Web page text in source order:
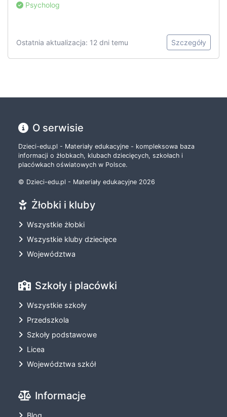
Psycholog
Ostatnia aktualizacja: 12 dni temu Szczegóły
O serwisie
Dzieci-edu.pl - Materiały edukacyjne - kompleksowa baza
informacji o żłobkach, klubach dziecięcych, szkołach i
placówkach oświatowych w Polsce.
© Dzieci-edu.pl - Materiały edukacyjne 2026
Żłobki i kluby
Wszystkie żłobki
Wszystkie kluby dziecięce
Województwa
Szkoły i placówki
Wszystkie szkoły
Przedszkola
Szkoły podstawowe
Licea
Województwa szkół
Informacje